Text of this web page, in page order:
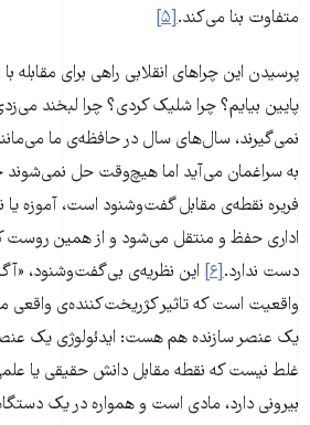
متفاوت بنا می‌کند.[۵]
پرسیدن این چراهای انقلابی راهی برای مقابله
پایین بیایم؟ چرا شلیک کردی؟ چرا لبخند
نمی‌گیرند، سال‌های سال در حافظه‌ی ما
به سراغمان می‌آید اما هیچ‌وقت حل نمی‌شوند
فریره نقطه‌ی مقابل گفت‌وشنود است، آموزه یا
اداری حفظ و منتقل می‌شود و از همین روست
دست ندارد.[۶]
این نظریه‌ی بی‌گفت‌وشنود،
واقعیت است که تاثیر کژریخت‌کننده‌ی واقعی
یک عنصر سازنده هم هست: ایدئولوژی یک
غلط نیست که نقطه مقابل دانش حقیقی یا علمی
بیرونی دارد، مادی است و همواره در یک